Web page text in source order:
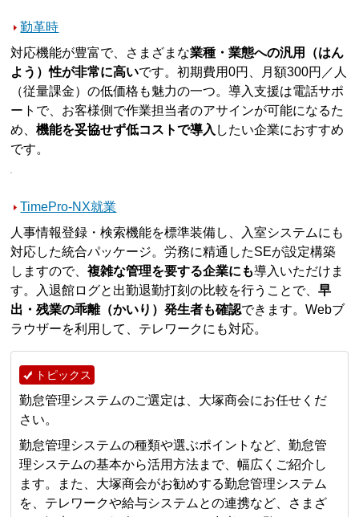
勤革時
対応機能が豊富で、さまざまな業種・業態への汎用（はん
よう）性が非常に高いです。初期費用0円、月額300円／人
（従量課金）の低価格も魅力の一つ。導入支援は電話サポ
ートで、お客様側で作業担当者のアサインが可能になるた
め、機能を妥協せず低コストで導入 したい企業におすすめ
です。
TimePro-NX就業
人事情報登録・検索機能を標準装備し、入室システムにも
対応した統合パッケージ。労務に精通したSEが設定構築
しますので、複雑な管理を要する企業にも導入いただけま
す。入退館ログと出勤退勤打刻の比較を行うことで、早
出・残業の乖離（かいり）発生者も確認できます。Webブ
ラウザーを利用して、テレワークにも対応。
トピックス
勤怠管理システムのご選定は、大塚商会にお任せくだ
さい。
勤怠管理システムの種類や選ぶポイントなど、勤怠管
理システムの基本から活用方法まで、幅広くご紹介し
ます。また、大塚商会がお勧めする勤怠管理システム
を、テレワークや給与システムとの連携など、さまざ